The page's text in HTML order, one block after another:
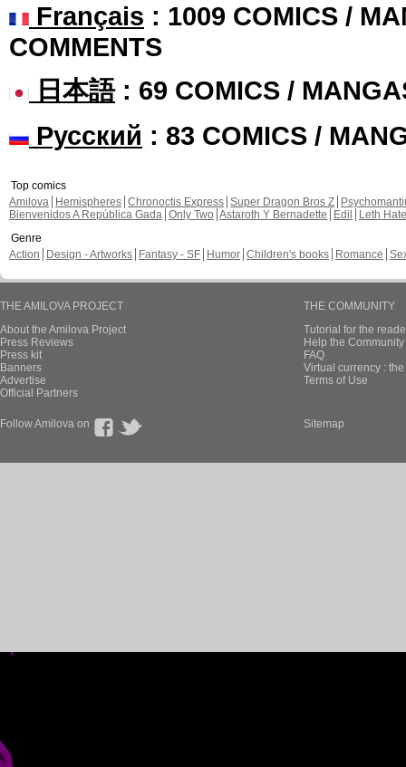
Français : 1009 COMICS /
COMMENTS
日本語: 69 COMICS /
Русский : 83 COMICS /
Top comics
Amilova
Hemispheres Chronoctis Express Super Dragon Bros Z
Bienvenidos A República Gada Only Two Astaroth Y Bernadette Edil
Leth Hate
Genre
Action
Design - Artworks Fantasy - SF Humor Children's books Romance
THE AMILOVA PROJECT
About the Amilova Project
Press Reviews
Press kit
Banners
Advertise
Official Partners
THE COMMUNITY
Tutorial for the
Help the
FAQ
Virtual currency :
Terms of Use
Follow Amilova on Sitemap